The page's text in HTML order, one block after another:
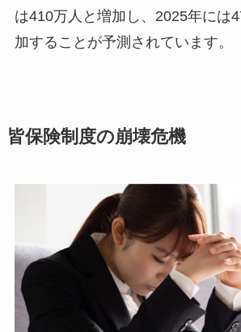
は410万人と増加し、2025年には
加することが予測されています。
皆保険制度の崩壊危機